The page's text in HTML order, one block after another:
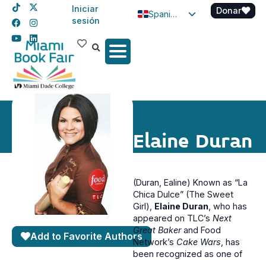
Iniciar
sesión
Spanish
Donar
Elaine Duran
Add to Favorite Authors
(Duran, Ealine) Known as “La
Chica Dulce” (The Sweet
Girl), Elaine Duran, who has
appeared on TLC’s Next
Great Bakerand Food
Network’s Cake Wars, has
been recognized as one of